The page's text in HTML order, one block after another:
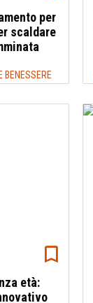
per
scaldare
BENESSERE
età: